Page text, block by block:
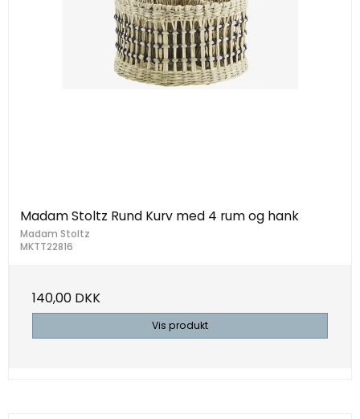
Madam Stoltz Rund Kurv med 4 rum og hank
Madam Stoltz
MKTT22816
140,00 DKK
Vis produkt